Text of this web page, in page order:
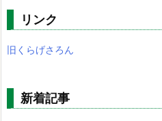
リンク
旧くらげさろん
新着記事